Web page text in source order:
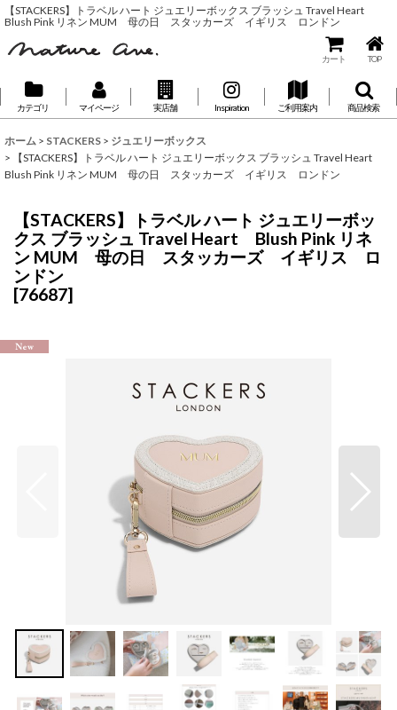
【STACKERS】トラベル ハート ジュエリーボックス ブラッシュ Travel Heart
Blush Pink リネン MUM 母の日 スタッカーズ イギリス ロンドン
カート TOP
カテゴリ マイページ 実店舗 Inspiration ご利用案内 商品検索
ホーム > STACKERS > ジュエリーボックス
>
【STACKERS】トラベル ハート ジュエリーボックス ブラッシュ Travel Heart
Blush Pink リネン MUM 母の日 スタッカーズ イギリス ロンドン
【STACKERS】トラベル ハート ジュエリーボッ
クス ブラッシュ Travel Heart Blush Pink リネ
ン MUM 母の日 スタッカーズ イギリス ロ
ンドン
[76687]